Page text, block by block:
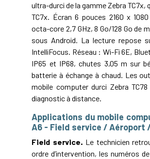
ultra-durci de la gamme Zebra
TC7x. Écran 6 pouces 2160 x
octa-core 2,7 GHz, 8 Go/128 Go de
sous Android. La lecture repose
IntelliFocus. Réseau : Wi-Fi 6E,
IP65 et IP68, chutes 3,05 m sur
batterie à échange à chaud. Les
mobile computer durci Zebra
diagnostic à distance.
Applications du mobile
A6 - Field service / Aéroport
Field service. Le technicien
ordre d’intervention, les numéros